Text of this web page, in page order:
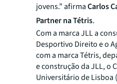
jovens.” afirmaCarlos
Partner na Tétris.
Com a marca JLL a
Desportivo Direito e o
com a marca Tétris,
e construção da JLL, o
Universitário de Lisboa